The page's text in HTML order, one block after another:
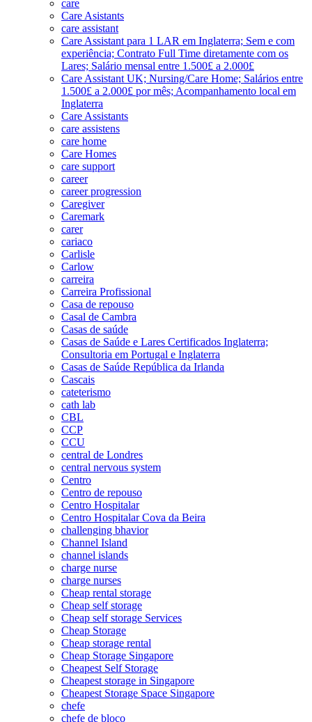
care
Care Asistants
care assistant
Care Assistant para 1 LAR em Inglaterra; Sem e com
experiência; Contrato Full Time diretamente com os
Lares; Salário mensal entre 1.500£ a 2.000£
Care Assistant UK; Nursing/Care Home; Salários entre
1.500£ a 2.000£ por mês; Acompanhamento local em
Inglaterra
Care Assistants
care assistens
care home
Care Homes
care support
career
career progression
Caregiver
Caremark
carer
cariaco
Carlisle
Carlow
carreira
Carreira Profissional
Casa de repouso
Casal de Cambra
Casas de saúde
Casas de Saúde e Lares Certificados Inglaterra;
Consultoria em Portugal e Inglaterra
Casas de Saúde República da Irlanda
Cascais
cateterismo
cath lab
CBL
CCP
CCU
central de Londres
central nervous system
Centro
Centro de repouso
Centro Hospitalar
Centro Hospitalar Cova da Beira
challenging bhavior
Channel Island
channel islands
charge nurse
charge nurses
Cheap rental storage
Cheap self storage
Cheap self storage Services
Cheap Storage
Cheap storage rental
Cheap Storage Singapore
Cheapest Self Storage
Cheapest storage in Singapore
Cheapest Storage Space Singapore
chefe
chefe de bloco